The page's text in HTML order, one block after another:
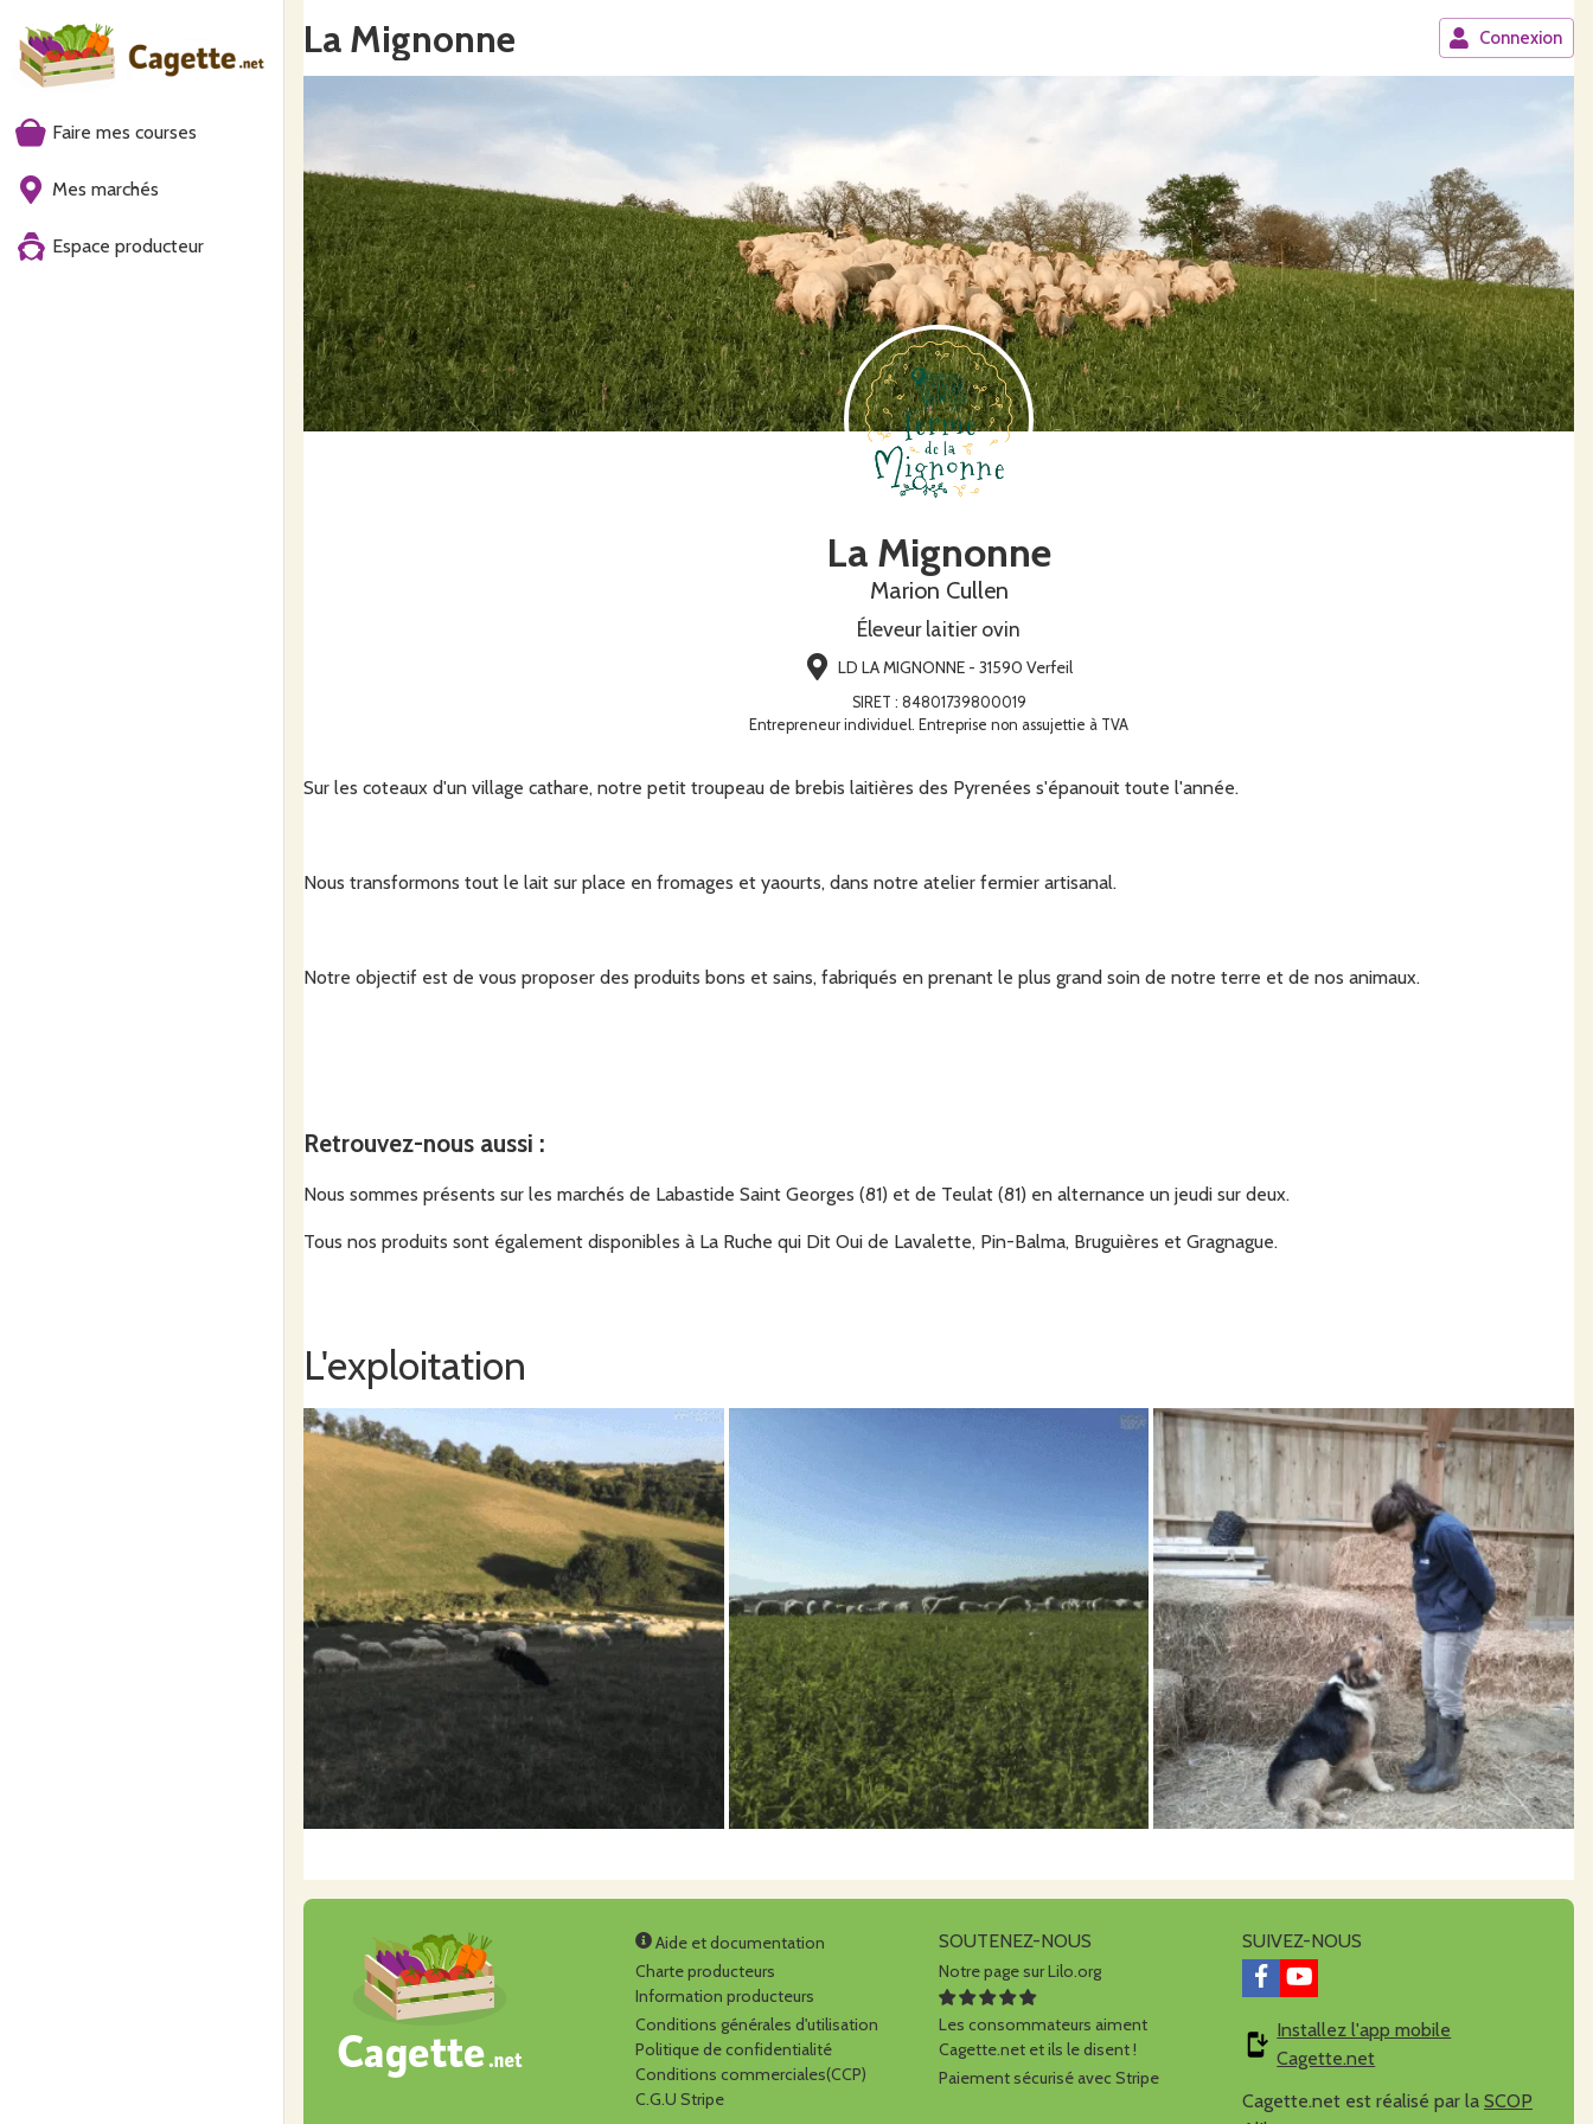
Faire mes courses
Mes marchés
Espace producteur
La Mignonne Connexion
La Mignonne
Marion Cullen
Éleveur laitier ovin
LD LA MIGNONNE - 31590 Verfeil
SIRET : 84801739800019
Entrepreneur individuel. Entreprise non assujettie à TVA
Sur les coteaux d'un village cathare, notre petit troupeau de brebis laitières des Pyrenées s'épanouit toute l'année.
Nous transformons tout le lait sur place en fromages et yaourts, dans notre atelier fermier artisanal.
Notre objectif est de vous proposer des produits bons et sains, fabriqués en prenant le plus grand soin de notre terre et de nos animaux.
Retrouvez-nous aussi :
Nous sommes présents sur les marchés de Labastide Saint Georges (81) et de Teulat (81) en alternance un jeudi sur deux.
Tous nos produits sont également disponibles à La Ruche qui Dit Oui de Lavalette, Pin-Balma, Bruguières et Gragnague.
L'exploitation
Aide et documentation
Charte producteurs
Information producteurs
Conditions générales d'utilisation
Politique de confidentialité
Conditions commerciales(CCP)
C.G.U Stripe
SOUTENEZ-NOUS
Notre page sur Lilo.org
Les consommateurs aiment
Cagette.net et ils le disent !
Paiement sécurisé avec Stripe
SUIVEZ-NOUS
Installez l'app mobile
Cagette.net
Cagette.net est réalisé par la SCOP